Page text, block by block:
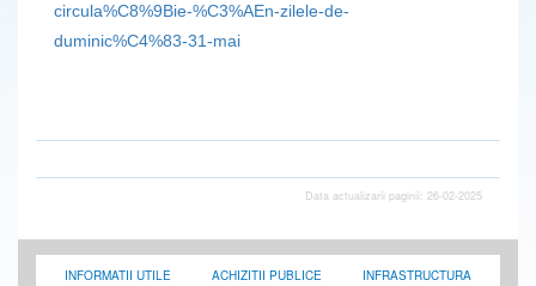
circula%C8%9Bie-%C3%AEn-zilele-de-
duminic%C4%83-31-mai
Data actualizarii paginii: 26-02-2025
INFORMATII UTILE ACHIZITII PUBLICE INFRASTRUCTURA